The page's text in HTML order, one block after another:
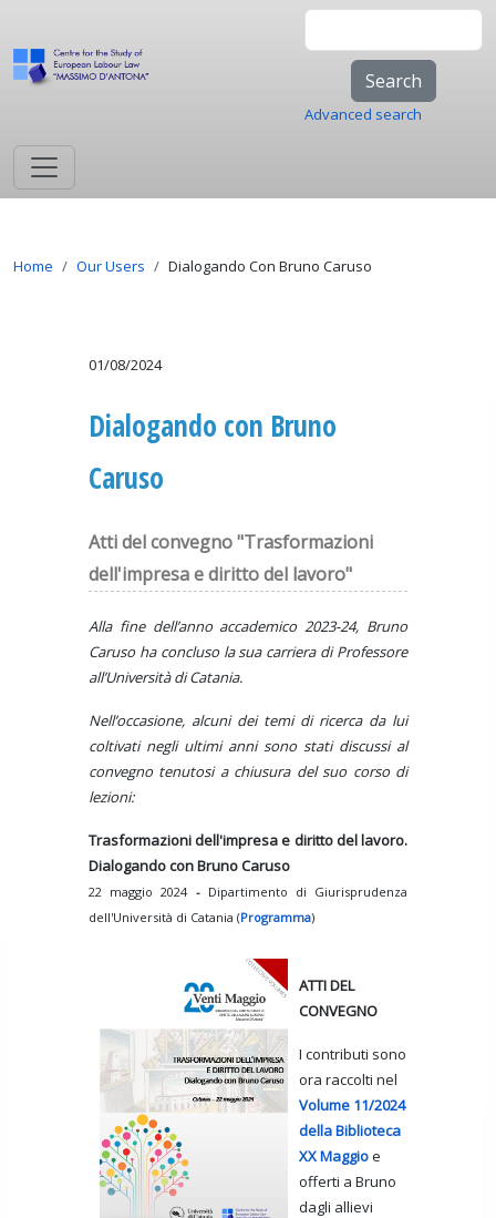
Advanced search
Breadcrumb
Home Our Users Dialogando Con Bruno Caruso
01/08/2024
Dialogando con Bruno
Caruso
Atti del convegno "Trasformazioni
dell'impresa e diritto del lavoro"
Alla fine dell’anno accademico 2023-24, Bruno
Caruso ha concluso la sua carriera di Professore
all’Università di Catania.
Nell’occasione, alcuni dei temi di ricerca da lui
coltivati negli ultimi anni sono stati discussi al
convegno tenutosi a chiusura del suo corso di
lezioni:
Trasformazioni dell'impresa e diritto del lavoro.
Dialogando con Bruno Caruso
22 maggio 2024- Dipartimento di Giurisprudenza
dell'Università di Catania (Programma)
ATTI DEL
CONVEGNO
I contributi sono
ora raccolti nel
Volume 11/2024
della Biblioteca
XX Maggioe
offerti a Bruno
dagli allievi